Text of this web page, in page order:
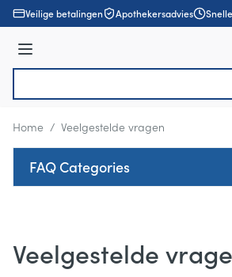
Ga naar de inhoud
Veilige betalingen Apothekersadvies
Menu
Home / Veelgestelde vragen
FAQ Categories
Veelgestelde